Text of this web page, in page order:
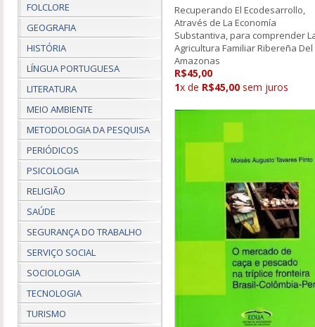
FOLCLORE
GEOGRAFIA
HISTÓRIA
LÍNGUA PORTUGUESA
LITERATURA
MEIO AMBIENTE
METODOLOGIA DA PESQUISA
PERIÓDICOS
PSICOLOGIA
RELIGIÃO
SAÚDE
SEGURANÇA DO TRABALHO
SERVIÇO SOCIAL
SOCIOLOGIA
TECNOLOGIA
TURISMO
Recuperando El Ecodesarrollo,
Através de La Economía
Substantiva, para comprender
Agricultura Familiar Ribereña Del
Amazonas
R$45,00
1x de R$45,00 sem juros